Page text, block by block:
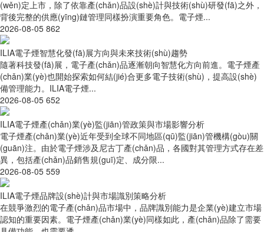
(wěn)定上市，除了依靠產(chǎn)品設(shè)計與技術(shù)研發(fā)之外，
背後完整的供應(yīng)鏈管理同樣扮演重要角色。電子煙...
2026-08-05 862
ILIA電子煙智慧化發(fā)展方向與未來技術(shù)趨勢
隨著科技發(fā)展，電子產(chǎn)品逐漸朝向智慧化方向前進。電子煙產
(chǎn)業(yè)也開始探索如何結(jié)合更多電子技術(shù)，提高設(shè)
備管理能力。ILIA電子煙...
2026-08-05 652
ILIA電子煙產(chǎn)業(yè)監(jiān)管政策與市場影響分析
電子煙產(chǎn)業(yè)近年受到全球不同地區(qū)監(jiān)管機構(gòu)關
(guān)注。由於電子煙涉及尼古丁產(chǎn)品，各國對其管理方式存在差
異，包括產(chǎn)品銷售規(guī)定、成分限...
2026-08-05 559
ILIA電子煙品牌設(shè)計與市場識別策略分析
在競爭激烈的電子產(chǎn)品市場中，品牌識別能力是企業(yè)建立市場
認知的重要因素。電子煙產(chǎn)業(yè)同樣如此，產(chǎn)品除了需要